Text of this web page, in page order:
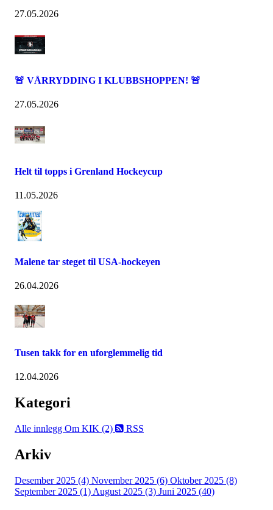
27.05.2026
🚨 VÅRRYDDING I KLUBBSHOPPEN! 🚨
27.05.2026
Helt til topps i Grenland Hockeycup
11.05.2026
Malene tar steget til USA-hockeyen
26.04.2026
Tusen takk for en uforglemmelig tid
12.04.2026
Kategori
Alle innlegg Om KIK (2) RSS
Arkiv
Desember 2025 (4) November 2025 (6) Oktober 2025 (8)
September 2025 (1) August 2025 (3) Juni 2025 (40)